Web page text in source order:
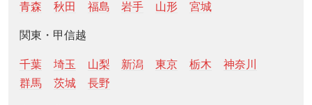
青森 秋田 福島 岩手 山形 宮城
関東・甲信越
千葉 埼玉 山梨 新潟 東京 栃木
神奈川
群馬
茨城 長野